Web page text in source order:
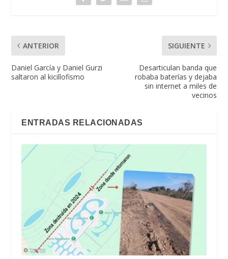
ANTERIOR
Daniel García y Daniel Gurzi
saltaron al kicillofismo
SIGUIENTE
Desarticulan banda que
robaba baterías y dejaba
sin internet a miles de
vecinos
ENTRADAS RELACIONADAS